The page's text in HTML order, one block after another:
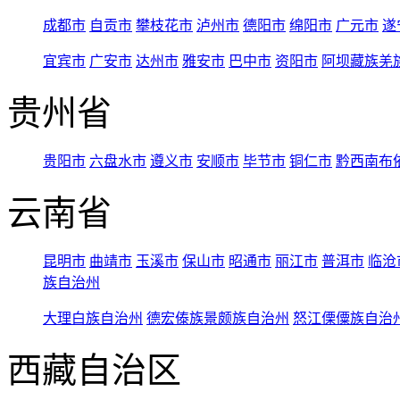
成都市 自贡市 攀枝花市 泸州市 德阳市 绵阳市 广元市 遂
宜宾市 广安市 达州市 雅安市 巴中市 资阳市 阿坝藏族羌
贵州省
贵阳市 六盘水市 遵义市 安顺市 毕节市 铜仁市 黔西南布
云南省
昆明市 曲靖市 玉溪市 保山市 昭通市 丽江市 普洱市 临
族自治州
大理白族自治州 德宏傣族景颇族自治州 怒江傈僳族自治
西藏自治区